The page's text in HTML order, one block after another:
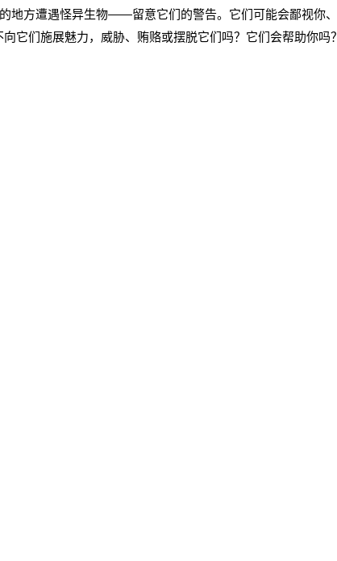
方遭遇怪异生物——留意它们的警告。它们可能会鄙视你、
它们施展魅力，威胁、贿赂或摆脱它们吗？它们会帮助你吗？